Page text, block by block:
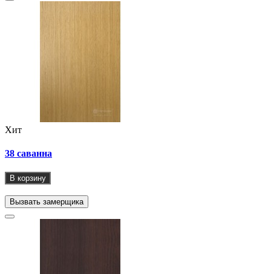
Хит
38 саванна
В корзину
Вызвать замерщика